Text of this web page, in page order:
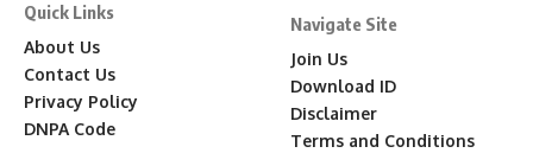
Quick Links
About Us
Contact Us
Privacy Policy
DNPA Code
Navigate Site
Join Us
Download ID
Disclaimer
Terms and Conditions